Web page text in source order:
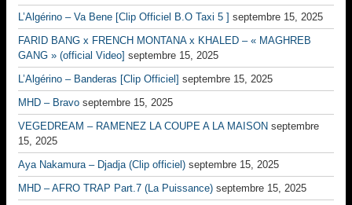
L’Algérino – Va Bene [Clip Officiel B.O Taxi 5 ] septembre 15, 2025
FARID BANG x FRENCH MONTANA x KHALED – « MAGHREB
GANG » (official Video] septembre 15, 2025
L’Algérino – Banderas [Clip Officiel] septembre 15, 2025
MHD – Bravo septembre 15, 2025
VEGEDREAM – RAMENEZ LA COUPE A LA MAISON septembre
15, 2025
Aya Nakamura – Djadja (Clip officiel) septembre 15, 2025
MHD – AFRO TRAP Part.7 (La Puissance) septembre 15, 2025